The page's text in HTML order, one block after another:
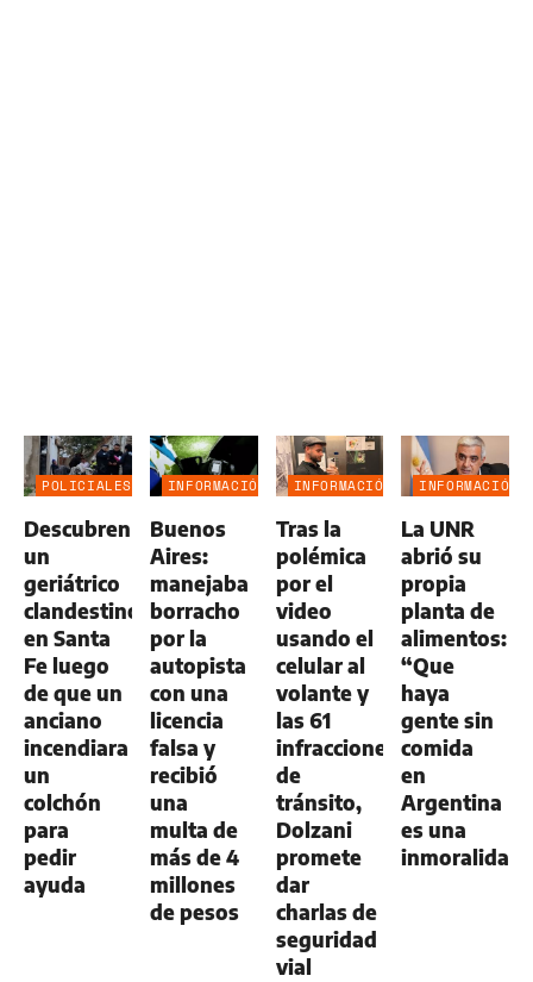
POLICIALES
Descubren
un
geriátrico
clandestino
en Santa
Fe luego
de que un
anciano
incendiara
un
colchón
para
pedir
ayuda
INFORMACIÓN
Buenos
Aires:
manejaba
borracho
por la
autopista
con una
licencia
falsa y
recibió
una
multa de
más de 4
millones
de pesos
INFORMACIÓN
Tras la
polémica
por el
video
usando el
celular al
volante y
las 61
infracciones
de
tránsito,
Dolzani
promete
dar
charlas de
seguridad
vial
INFORMACIÓN
La UNR
abrió su
propia
planta de
alimentos:
“Que
haya
gente sin
comida
en
Argentina
es una